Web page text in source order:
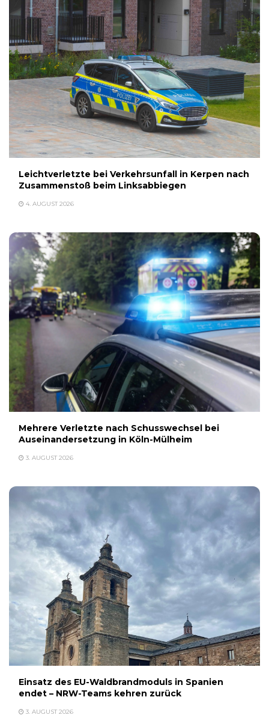
Leichtverletzte bei Verkehrsunfall in Kerpen nach
Zusammenstoß beim Linksabbiegen
4. AUGUST 2026
Mehrere Verletzte nach Schusswechsel bei
Auseinandersetzung in Köln-Mülheim
3. AUGUST 2026
Einsatz des EU-Waldbrandmoduls in Spanien
endet – NRW-Teams kehren zurück
3. AUGUST 2026